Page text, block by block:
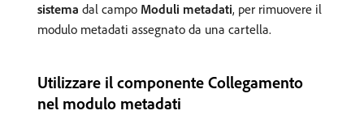
sistema dal campo Moduli metadati, per rimuovere il
modulo metadati assegnato da una cartella.
Utilizzare il componente Collegamento
nel modulo metadati